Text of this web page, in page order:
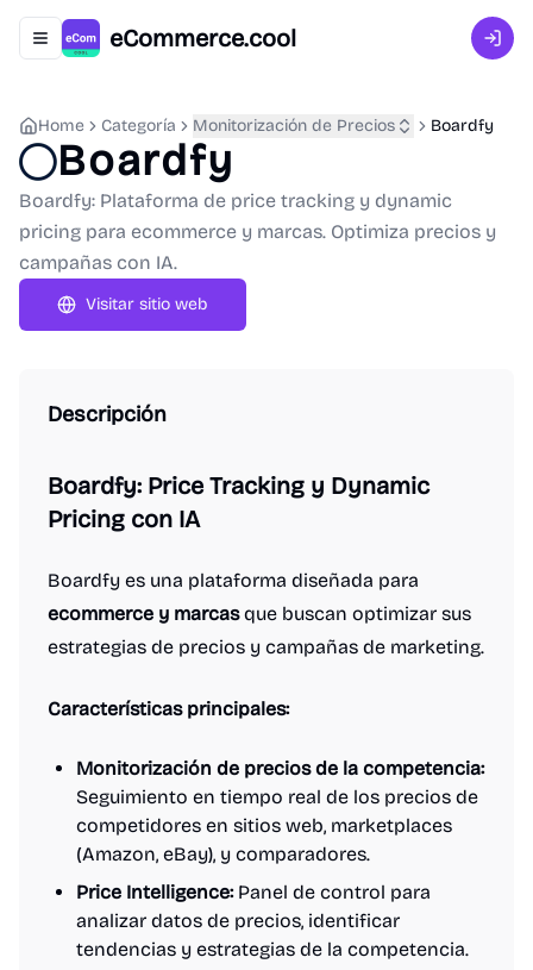
Abrir menú de navegación
eCommerce.cool
Home Categoría Monitorización de Precios Boardfy
Boardfy
Boardfy: Plataforma de price tracking y dynamic
pricing para ecommerce y marcas. Optimiza precios y
campañas con IA.
Visitar sitio web
Descripción
Boardfy: Price Tracking y Dynamic
Pricing con IA
Boardfy es una plataforma diseñada para
ecommerce y marcasque buscan optimizar sus
estrategias de precios y campañas de marketing.
Características principales:
Monitorización de precios de la competencia:
Seguimiento en tiempo real de los precios de
competidores en sitios web, marketplaces
(Amazon, eBay), y comparadores.
Price Intelligence:Panel de control para
analizar datos de precios, identificar
tendencias y estrategias de la competencia.